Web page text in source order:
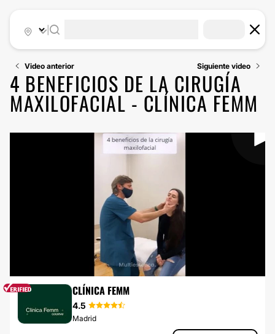
Video anterior Siguiente video
4 BENEFICIOS DE LA CIRUGÍA
MAXILOFACIAL - CLÍNICA FEMM
CIRUGÍA MAXILOFACIALCLÍNICA FEMM
4.5
Madrid